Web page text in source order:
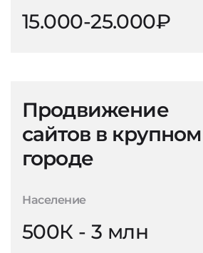
15.000-25.000₽
Продвижение
сайтов в крупном
городе
Население
500К - 3 млн